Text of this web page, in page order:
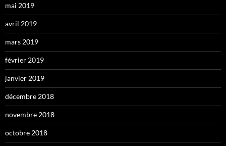
mai 2019
avril 2019
mars 2019
février 2019
janvier 2019
décembre 2018
novembre 2018
octobre 2018